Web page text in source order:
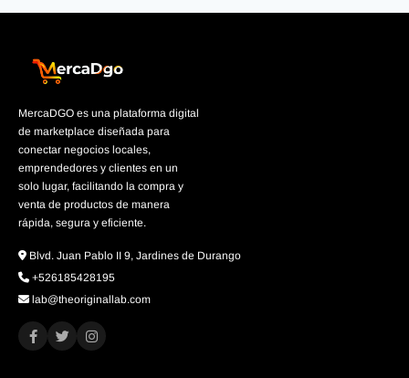
MercaDGO es una plataforma digital
de marketplace diseñada para
conectar negocios locales,
emprendedores y clientes en un
solo lugar, facilitando la compra y
venta de productos de manera
rápida, segura y eficiente.
Blvd. Juan Pablo II 9, Jardines de Durango
+526185428195
lab@theoriginallab.com